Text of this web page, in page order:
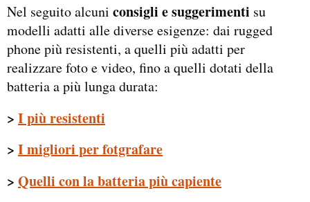
Nel seguito alcuni consigli e suggerimenti su
modelli adatti alle diverse esigenze: dai rugged
phone più resistenti, a quelli più adatti per
realizzare foto e video, fino a quelli dotati della
batteria a più lunga durata:
> I più resistenti
> I migliori per fotgrafare
> Quelli con la batteria più capiente